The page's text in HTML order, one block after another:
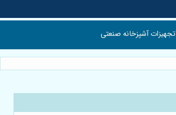
تجهیزات آشپزخانه صنعتی